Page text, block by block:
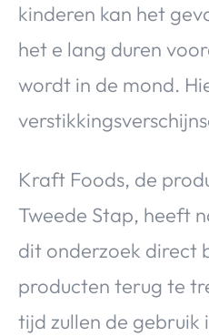
kinderen kan het
het e lang duren
wordt in de mond.
Kraft Foods, de
Tweede Stap, heeft
dit onderzoek direct
producten terug te
tijd zullen de gebruik